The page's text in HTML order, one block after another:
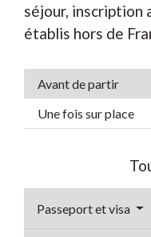
séjour, inscription
établis hors de
Avant de partir
Une fois sur place
Passeport et visa